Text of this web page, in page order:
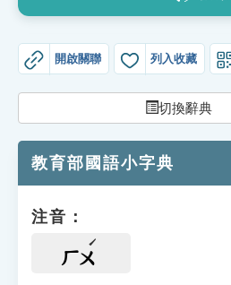
教學應用
貓頭鷹博士
開啟關聯 列入收藏
切換辭典
教育部國語小字典
注音：
ㄏㄨ